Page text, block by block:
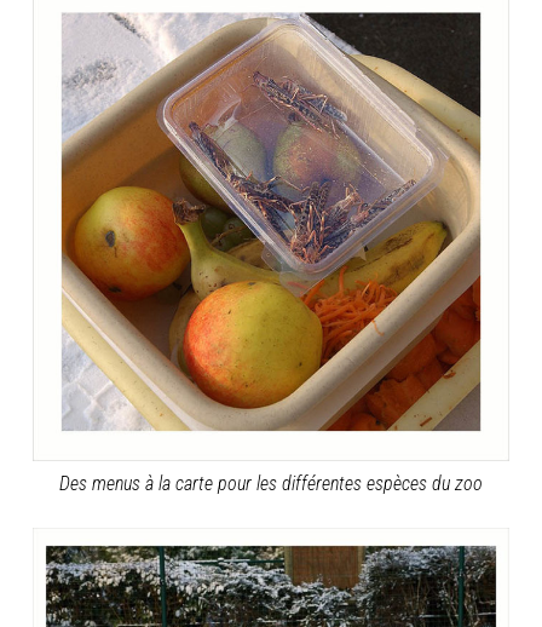
Des menus à la carte pour les différentes espèces du zoo